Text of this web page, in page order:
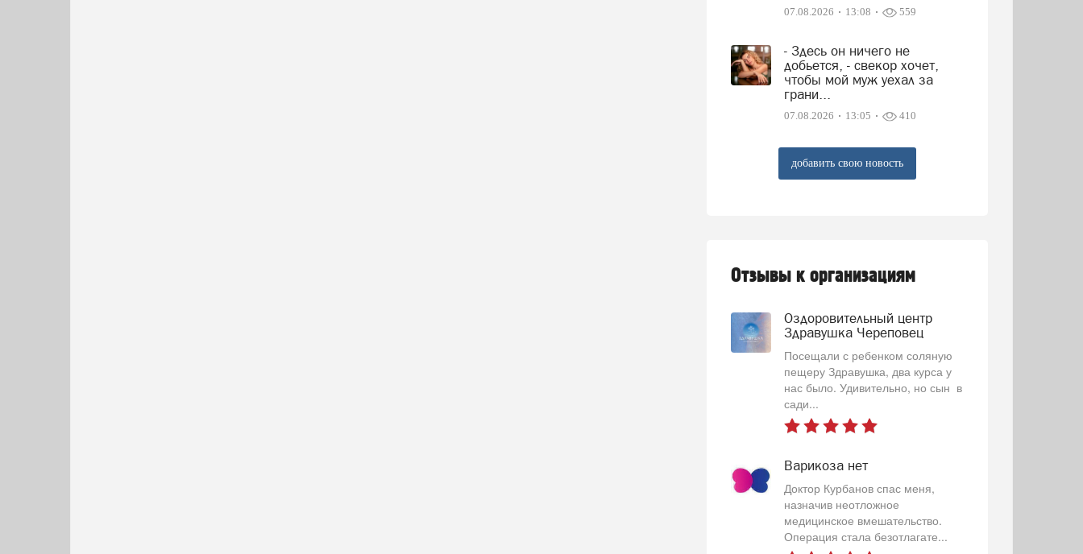
07.08.2026 13:08 559
- Здесь он ничего не
добьется, - свекор хочет,
чтобы мой муж уехал за
грани...
07.08.2026 13:05 410
добавить свою новость
Отзывы к организациям
Оздоровительный центр
Здравушка Череповец
Посещали с ребенком соляную
пещеру Здравушка, два курса у
нас было. Удивительно, но сын в
сади...
Варикоза нет
Доктор Курбанов спас меня,
назначив неотложное
медицинское вмешательство.
Операция стала безотлагате...